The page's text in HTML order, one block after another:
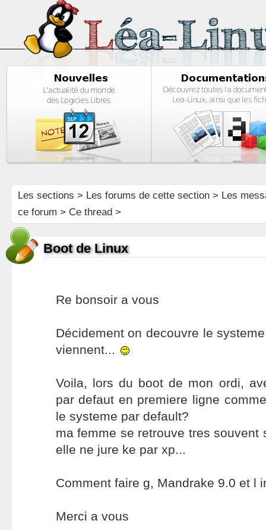
Les sections > Les forums de cette section> Les
ce forum > Ce thread >
Boot de Linux
Re bonsoir a vous
Décidement on decouvre le
viennent...
Voila, lors du boot de mon ordi,
par defaut en premiere ligne
le systeme par default?
ma femme se retrouve tres souvent
elle ne jure ke par xp...
Comment faire g, Mandrake 9.0 et l
Merci a vous